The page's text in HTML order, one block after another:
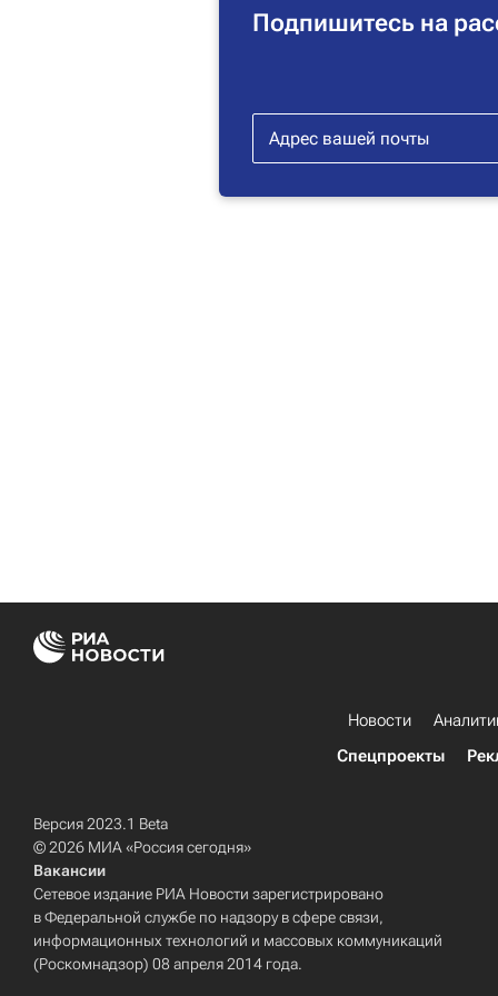
Подпишитесь на
Новости
Спецпроекты
Версия 2023.1 Beta
© 2026 МИА «Россия сегодня»
Вакансии
Сетевое издание РИА Новости зарегистрировано
в Федеральной службе по надзору в сфере связи,
информационных технологий и массовых коммуникаций
(Роскомнадзор) 08 апреля 2014 года.